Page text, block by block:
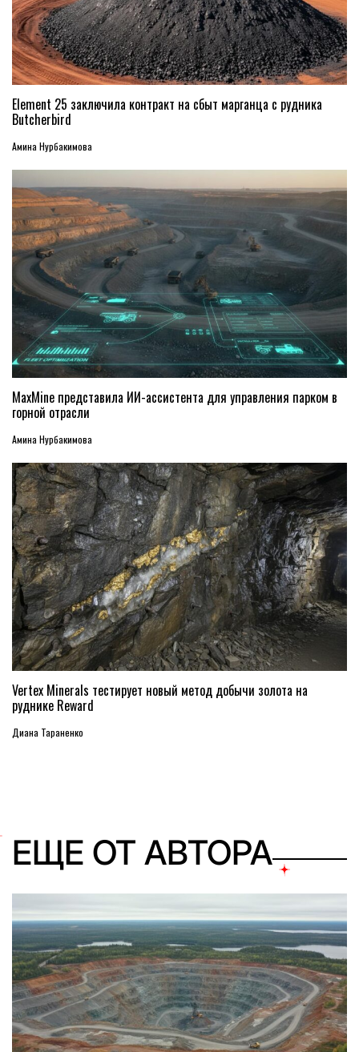
Element 25 заключила контракт на сбыт марганца с рудника
Butcherbird
Амина Нурбакимова
MaxMine представила ИИ-ассистента для управления парком в
горной отрасли
Амина Нурбакимова
Vertex Minerals тестирует новый метод добычи золота на
руднике Reward
Диана Тараненко
ЕЩЕ ОТ АВТОРА